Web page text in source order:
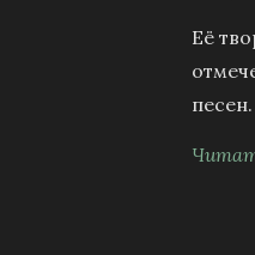
Её
песен.